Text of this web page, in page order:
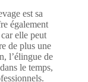
est sa
également
elle peut
de plus une
l’élingue de
le temps,